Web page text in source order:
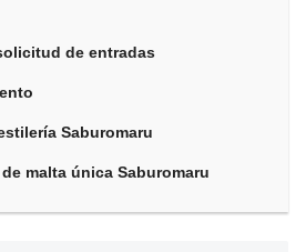
de entradas
Saburomaru
malta única Saburomaru